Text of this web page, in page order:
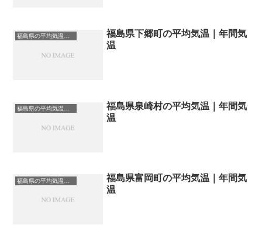
福島県の平均気温まとめ
福島県下郷町の平均気温｜年間気
温
福島県泉崎村の平均気温｜年間気
温
福島県富岡町の平均気温｜年間気
温